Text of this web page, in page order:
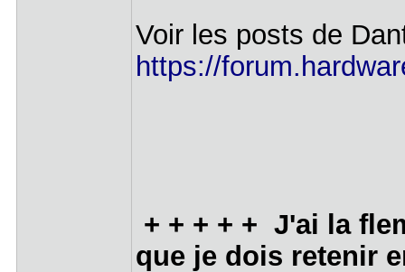
Voir les posts de
https://
+ + + + + J'ai la
que je dois retenir